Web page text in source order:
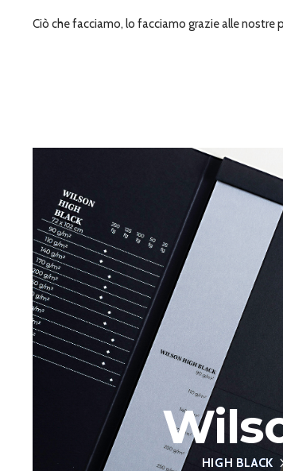
Ciò che facciamo, lo facciamo grazie alle nostre
HIGH BLACK
HIGH BLACK